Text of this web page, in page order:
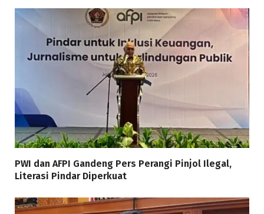
PWI dan AFPI Gandeng Pers Perangi Pinjol Ilegal,
Literasi Pindar Diperkuat